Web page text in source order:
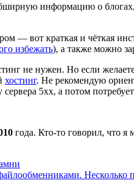
информацию о
— вот краткая и чёткая
избежать), а также можно
не нужен. Но если
хостинг. Не рекомендую
5хх, а потом
года. Кто-то говорил, что
Несколько